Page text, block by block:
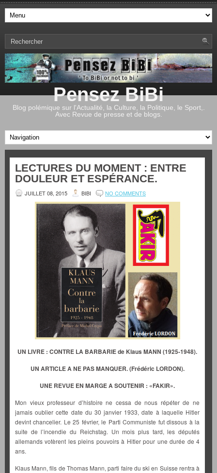
Pensez BiBi
Blog polémique sur l'Actualité, la Culture, la Politique, le Sport,.
Avec Revue de presse et de blogs.
LECTURES DU MOMENT : ENTRE
DOULEUR ET ESPÉRANCE.
JUILLET 08, 2015 BIBI NO COMMENTS
UN LIVRE : CONTRE LA BARBARIE de Klaus MANN (1925-1948).
UN ARTICLE A NE PAS MANQUER. (Frédéric LORDON).
UNE REVUE EN MARGE A SOUTENIR : «FAKIR».
Mon vieux professeur d’histoire ne cessa de nous répéter de ne
jamais oublier cette date du 30 janvier 1933, date à laquelle Hitler
devint chancelier. Le 25 février, le Parti Communiste fut dissous à la
suite de l’incendie du Reichstag. Un mois plus tard, les députés
allemands votèrent les pleins pouvoirs à Hitler pour une durée de 4
ans.
Klaus Mann, fils de Thomas Mann, parti faire du ski en Suisse rentra à